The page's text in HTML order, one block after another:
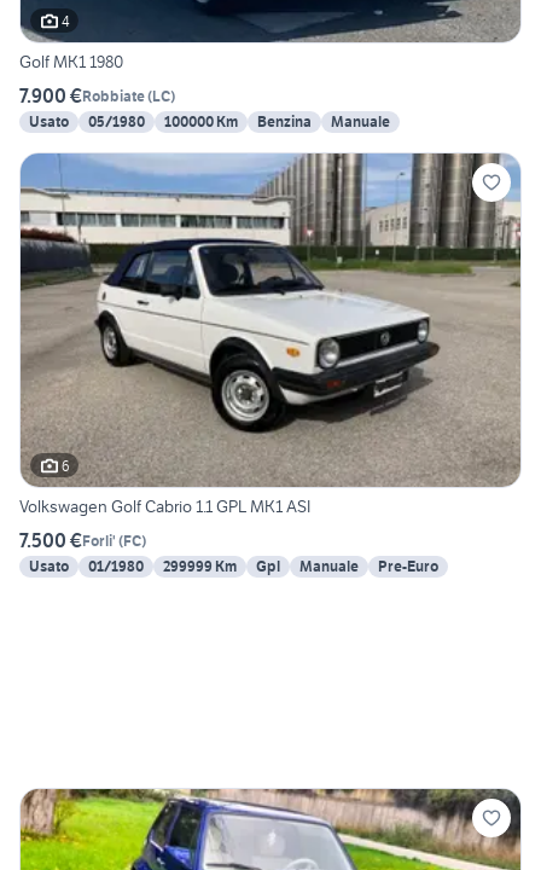
4
Golf MK1 1980
7.900 €Robbiate(LC)
Usato
05/1980 100000 Km Benzina Manuale
6
Volkswagen Golf Cabrio 1.1 GPL MK1 ASI
7.500 €Forli' (FC)
Usato
01/1980 299999 Km Gpl Manuale Pre-Euro